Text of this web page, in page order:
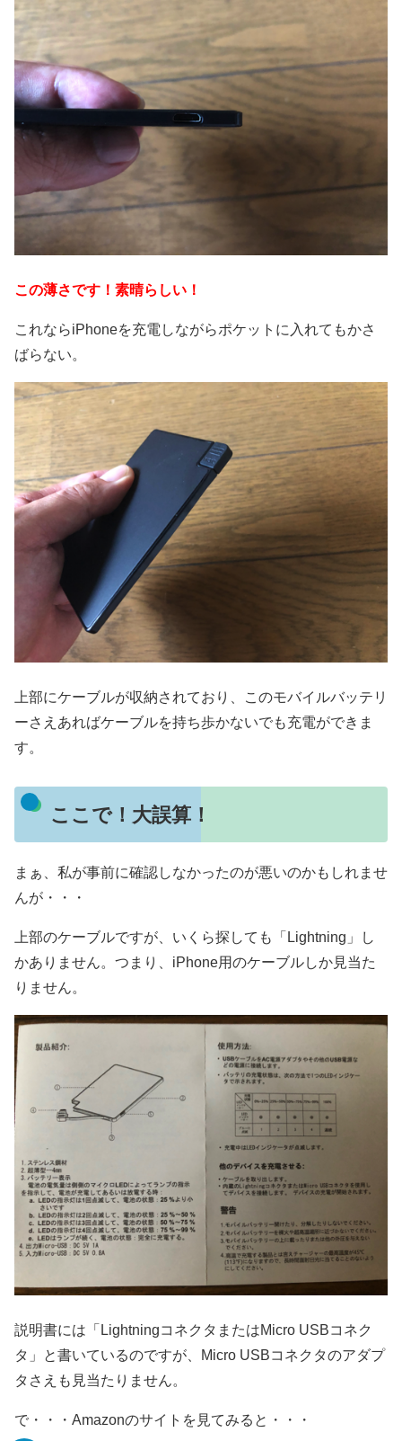
この薄さです！素晴らしい！
これならiPhoneを充電しながらポケットに入れてもかさ
ばらない。
上部にケーブルが収納されており、このモバイルバッテリ
ーさえあればケーブルを持ち歩かないでも充電ができま
す。
ここで！大誤算！
まぁ、私が事前に確認しなかったのが悪いのかもしれませ
んが・・・
上部のケーブルですが、いくら探しても「Lightning」し
かありません。つまり、iPhone用のケーブルしか見当た
りません。
説明書には「LightningコネクタまたはMicro USBコネク
タ」と書いているのですが、Micro USBコネクタのアダプ
タさえも見当たりません。
で・・・Amazonのサイトを見てみると・・・